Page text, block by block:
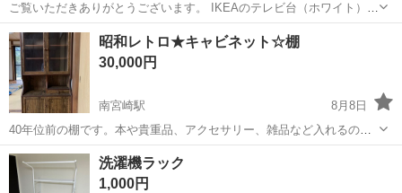
ご覧いただきありがとうございます。 ​IKEAのテレビ台（ホワイト）で
す。 シンプルなデザインで、どんなお部屋にも合わせやすいと思いま
す。 下段に収納スペースもあるため、AV機器や小物の整理にも便利で
す。 ​■ サイズ（約...
宮崎 児湯郡 高鍋駅 オフィス用家具 IKEA
昭和レトロ★キャビネット☆棚
30,000円
南宮崎駅
8月8日
40年位前の棚です。本や貴重品、アクセサリー、雑品など入れるのに
マルチに活躍していました。昭和レトロの懐かしい感じ満載です。 年
代的な経年変化はありますのでNCNRでお願いします。 90×180×40cm
位です。宮崎市大塚...
宮崎 宮崎市 南宮崎駅
洗濯機ラック
1,000円